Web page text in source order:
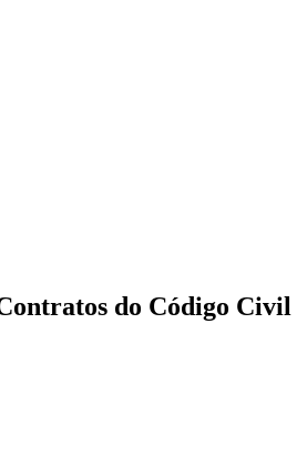
do Código Civil